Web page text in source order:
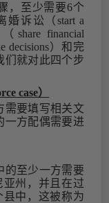
，至少需要6个
诉讼（start a
share financial
decisions）和完
们就对此四个步
case）
需要填写相关文
一方配偶需要进
的至少一方需要
州，并且在过
中，这被称为